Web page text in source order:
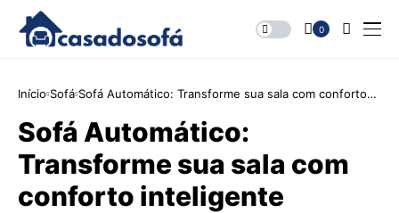
0
Início Sofá Sofá Automático: Transforme sua sala com conforto
Sofá Automático:
Transforme sua sala com
conforto inteligente